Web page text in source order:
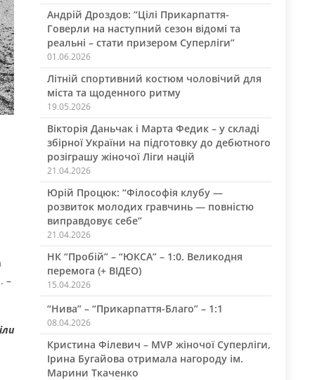
–
Андрій Дроздов: “Цілі Прикарпаття-
Говерли на наступний сезон відомі та
реальні – стати призером Суперліги”
01.06.2026
Літній спортивний костюм чоловічий для
міста та щоденного ритму
19.05.2026
Вікторія Даньчак і Марта Федик – у складі
збірної України на підготовку до дебютного
розіграшу жіночої Ліги націй
21.04.2026
Юрій Процюк: “Філософія клубу —
розвиток молодих гравчинь — повністю
виправдовує себе”
21.04.2026
НК “Пробій” – “ЮКСА” – 1:0. Великодня
перемога (+ ВІДЕО)
15.04.2026
“Нива” – “Прикарпаття-Благо” – 1:1
08.04.2026
Кристина Філевич – MVP жіночої Суперліги,
Ірина Бугайова отримала нагороду ім.
Марини Ткаченко